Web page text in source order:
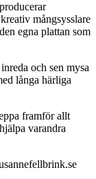
mångsysslare
egna plattan som
och sen mysa
långa härliga
framför allt
varandra